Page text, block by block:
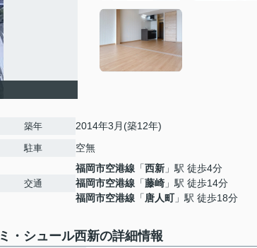
築年 2014年3月(築12年)
駐車 空無
交通
福岡市空港線 「西新 」駅 徒歩4分
福岡市空港線 「藤崎 」駅 徒歩14分
福岡市空港線 「唐人町」駅 徒歩18分
ミ・シュール西新の詳細情報